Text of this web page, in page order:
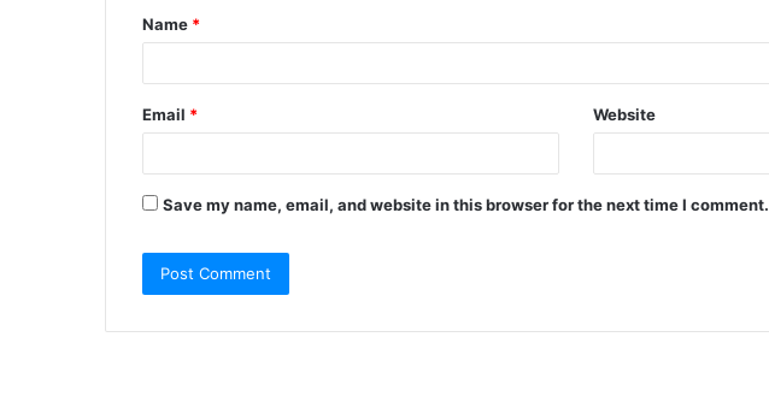
*
Name *
Email * Website
Save my name, email, and website in this browser for the next time I comment.